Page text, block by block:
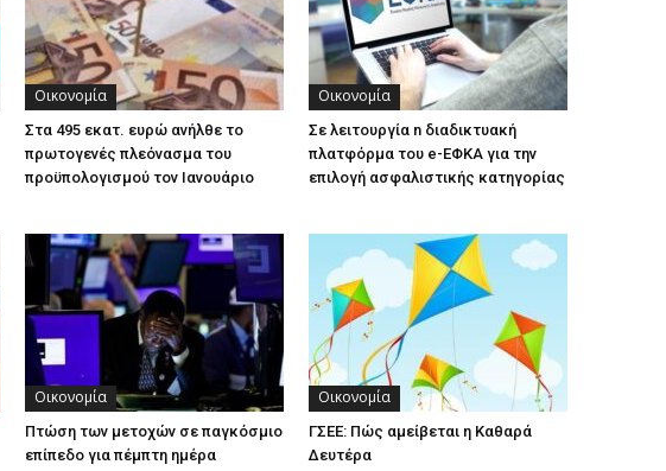
Οικονομία
Στα 495 εκατ. ευρώ ανήλθε το
πρωτογενές πλεόνασμα του
προϋπολογισμού τον Ιανουάριο
Οικονομία
Σε λειτουργία n διαδικτυακή
πλατφόρμα του e-ΕΦΚΑ για την
επιλογή ασφαλιστικής κατηγορίας
Οικονομία
Πτώση των μετοχών σε παγκόσμιο
επίπεδο για πέμπτη ημέρα
Οικονομία
ΓΣΕΕ: Πώς αμείβεται η Καθαρά
Δευτέρα